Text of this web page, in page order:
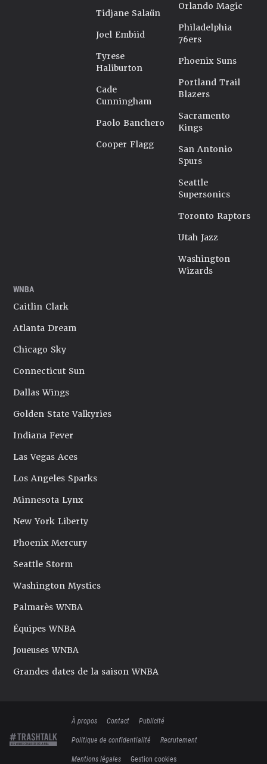
Tidjane Salaün
Joel Embiid
Tyrese
Haliburton
Cade
Cunningham
Paolo Banchero
Cooper Flagg
Orlando Magic
Philadelphia
76ers
Phoenix Suns
Portland Trail
Blazers
Sacramento
Kings
San Antonio
Spurs
Seattle
Supersonics
Toronto Raptors
Utah Jazz
Washington
Wizards
WNBA
Caitlin Clark
Atlanta Dream
Chicago Sky
Connecticut Sun
Dallas Wings
Golden State Valkyries
Indiana Fever
Las Vegas Aces
Los Angeles Sparks
Minnesota Lynx
New York Liberty
Phoenix Mercury
Seattle Storm
Washington Mystics
Palmarès WNBA
Équipes WNBA
Joueuses WNBA
Grandes dates de la saison WNBA
À propos Contact
Publicité
Politique de confidentialité
Recrutement
Mentions légales
Gestion cookies